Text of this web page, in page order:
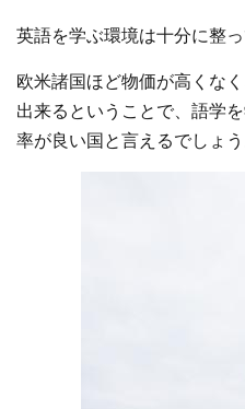
英語を学ぶ環境は十分に整っ
欧米諸国ほど物価が高くな
出来るということで、語学
率が良い国と言えるでしょう